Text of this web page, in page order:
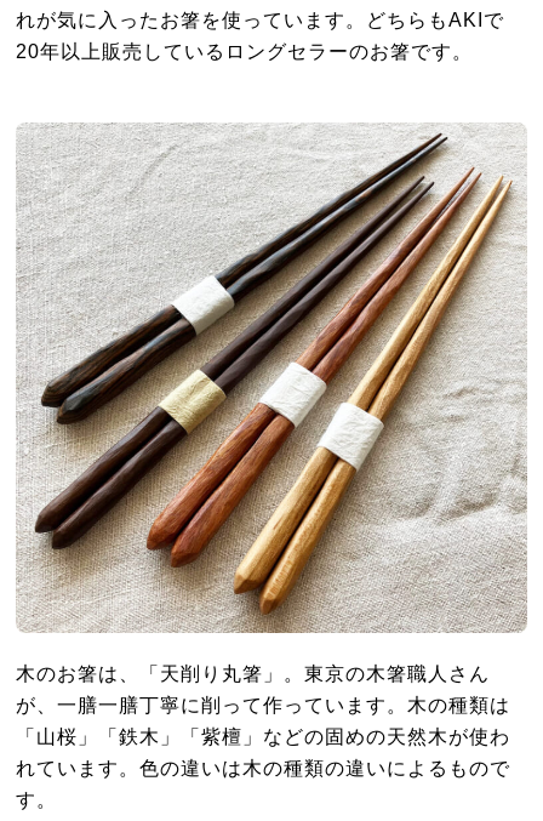
れが気に入ったお箸を使っています。どちらもAKIで
20年以上販売しているロングセラーのお箸です。
木のお箸は、「天削り丸箸」。東京の木箸職人さん
が、一膳一膳丁寧に削って作っています。木の種類は
「山桜」「鉄木」「紫檀」などの固めの天然木が使わ
れています。色の違いは木の種類の違いによるもので
す。